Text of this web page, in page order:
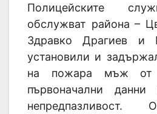
Полицейските
обслужват района –
Здравко Драгиев и
установили и
на пожара мъж от
първоначални
непредпазливост.